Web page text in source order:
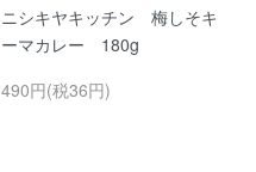
ニシキヤキッチン 梅しそキ
ーマカレー 180g
490円(税36円)